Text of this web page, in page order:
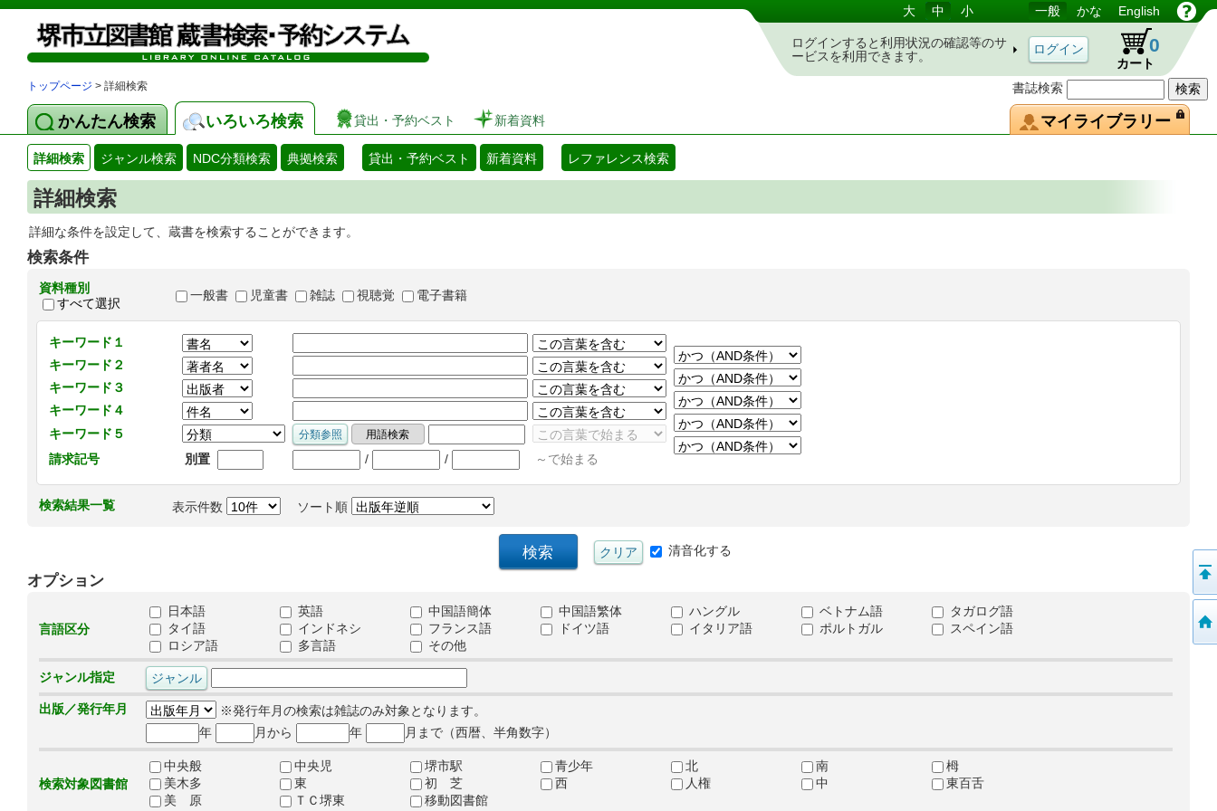
図書館 蔵書検索・予約システム
書誌検索
大 中 小 一般 かな English
ログインすると利用状況の確認等のサ
ービスを利用できます。
カート
0
トップページ > 詳細検索
かんたん検索 いろいろ検索 貸出・予約ベスト 新着資料 マイライブラリー
詳細検索 ジャンル検索 NDC分類検索 典拠検索 貸出・予約ベスト 新着資料 レファレンス検索
詳細検索
詳細な条件を設定して、蔵書を検索することができます。
検索条件
資料種別
すべて選択
一般書 児童書 雑誌 視聴覚 電子書籍
キーワード１
キーワード２
キーワード３
キーワード４
キーワード５
請求記号
別置 / / ～で始まる
検索結果一覧 表示件数 ソート順
清音化する
オプション
言語区分
日本語 英語 中国語簡体 中国語繁体 ハングル ベトナム語
タガログ語
タイ語
インドネシ フランス語 ドイツ語 イタリア語 ポルトガル
スペイン語
ロシア語
多言語 その他
ジャンル指定
出版／発行年月
※発行年月の検索は雑誌のみ対象となります。
年
月から 年 月まで（西暦、半角数字）
検索対象図書館
中央般 中央児 堺市駅 青少年 北 南
栂
美木多
東 初 芝 西 人権 中
東百舌
美 原
ＴＣ堺東 移動図書館